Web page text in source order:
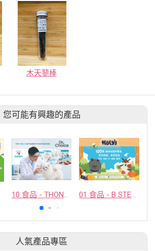
木天蓼棒
您可能有興趣的產品
10 食品 - THONGLOR PET HOSJPITAL CO., LTD. 01 食品 - B STELLAR COMPANY LIMITED
人氣產品專區